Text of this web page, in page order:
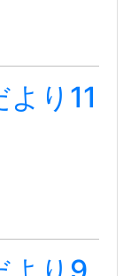
り11